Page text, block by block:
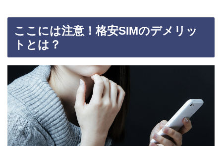
ここには注意！格安SIMのデメリッ
トとは？